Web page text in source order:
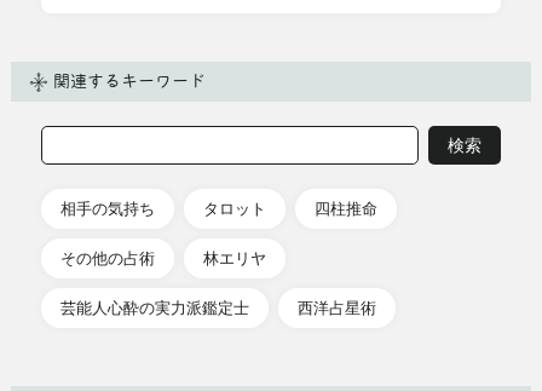
関連するキーワード
相手の気持ち タロット 四柱推命
その他の占術 林エリヤ
芸能人心酔の実力派鑑定士 西洋占星術